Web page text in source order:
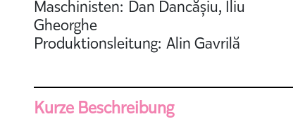
Maschinisten: Dan Dancășiu, Iliu
Gheorghe
Produktionsleitung: Alin Gavrilă
Kurze Beschreibung